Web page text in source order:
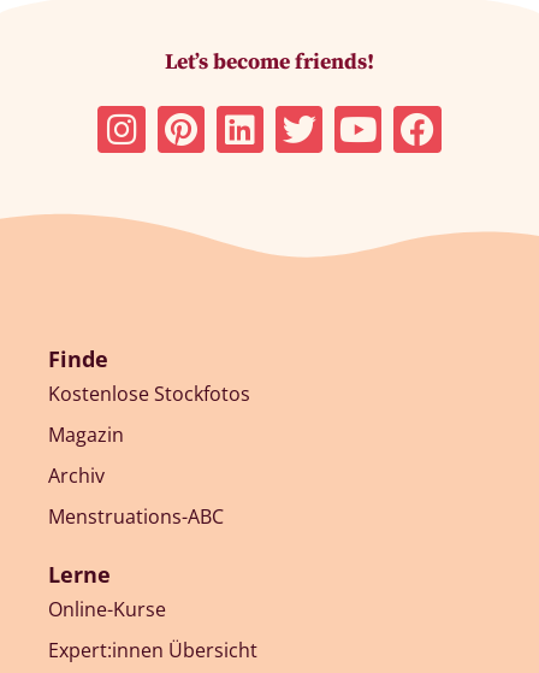
Let’s become friends!
Finde
Kostenlose Stockfotos
Magazin
Archiv
Menstruations-ABC
Lerne
Online-Kurse
Expert:innen Übersicht